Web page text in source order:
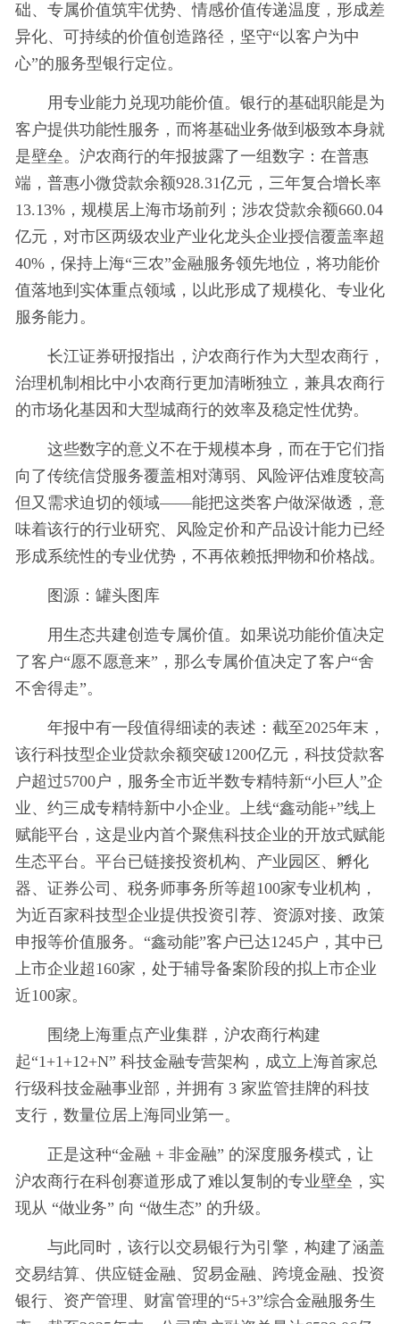
础、专属价值筑牢优势、情感价值传递温度，形成差
异化、可持续的价值创造路径，坚守“以客户为中
心”的服务型银行定位。
用专业能力兑现功能价值。银行的基础职能是为
客户提供功能性服务，而将基础业务做到极致本身就
是壁垒。沪农商行的年报披露了一组数字：在普惠
端，普惠小微贷款余额928.31亿元，三年复合增长率
13.13%，规模居上海市场前列；涉农贷款余额660.04
亿元，对市区两级农业产业化龙头企业授信覆盖率超
40%，保持上海“三农”金融服务领先地位，将功能价
值落地到实体重点领域，以此形成了规模化、专业化
服务能力。
长江证券研报指出，沪农商行作为大型农商行，
治理机制相比中小农商行更加清晰独立，兼具农商行
的市场化基因和大型城商行的效率及稳定性优势。
这些数字的意义不在于规模本身，而在于它们指
向了传统信贷服务覆盖相对薄弱、风险评估难度较高
但又需求迫切的领域——能把这类客户做深做透，意
味着该行的行业研究、风险定价和产品设计能力已经
形成系统性的专业优势，不再依赖抵押物和价格战。
图源：罐头图库
用生态共建创造专属价值。如果说功能价值决定
了客户“愿不愿意来”，那么专属价值决定了客户“舍
不舍得走”。
年报中有一段值得细读的表述：截至2025年末，
该行科技型企业贷款余额突破1200亿元，科技贷款客
户超过5700户，服务全市近半数专精特新“小巨人”企
业、约三成专精特新中小企业。上线“鑫动能+”线上
赋能平台，这是业内首个聚焦科技企业的开放式赋能
生态平台。平台已链接投资机构、产业园区、孵化
器、证券公司、税务师事务所等超100家专业机构，
为近百家科技型企业提供投资引荐、资源对接、政策
申报等价值服务。“鑫动能”客户已达1245户，其中已
上市企业超160家，处于辅导备案阶段的拟上市企业
近100家。
围绕上海重点产业集群，沪农商行构建
起“1+1+12+N” 科技金融专营架构，成立上海首家总
行级科技金融事业部，并拥有 3 家监管挂牌的科技
支行，数量位居上海同业第一。
正是这种“金融 + 非金融” 的深度服务模式，让
沪农商行在科创赛道形成了难以复制的专业壁垒，实
现从 “做业务” 向 “做生态” 的升级。
与此同时，该行以交易银行为引擎，构建了涵盖
交易结算、供应链金融、贸易金融、跨境金融、投资
银行、资产管理、财富管理的“5+3”综合金融服务生